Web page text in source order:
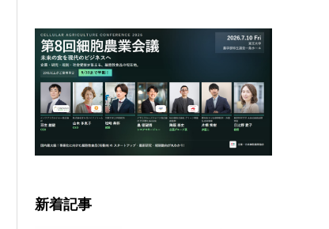
新着記事